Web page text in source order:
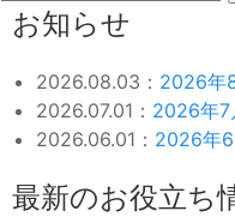
お知らせ
2026.08.03： 2026年
2026.07.01： 2026年7
2026.06.01： 2026年
最新のお役立ち